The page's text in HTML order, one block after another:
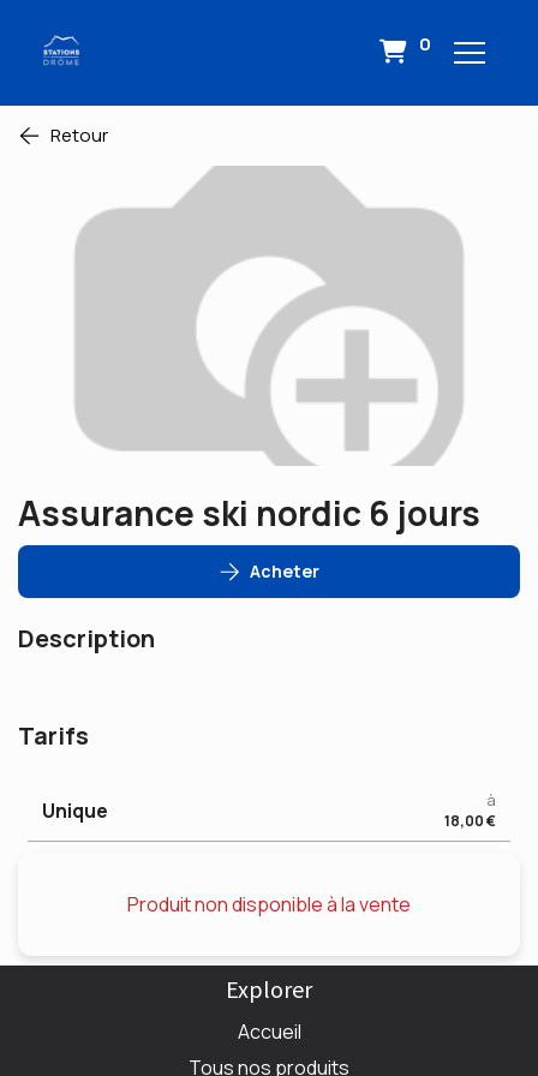
0
Retour
Assurance ski nordic 6 jours
Acheter
Description
Tarifs
Unique
à
18,00 €
Produit non disponible à la vente
Explorer
Accueil
Tous nos produits